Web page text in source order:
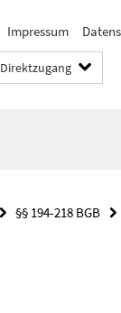
Impressum
Direktzugang
§§ 194-218 BGB